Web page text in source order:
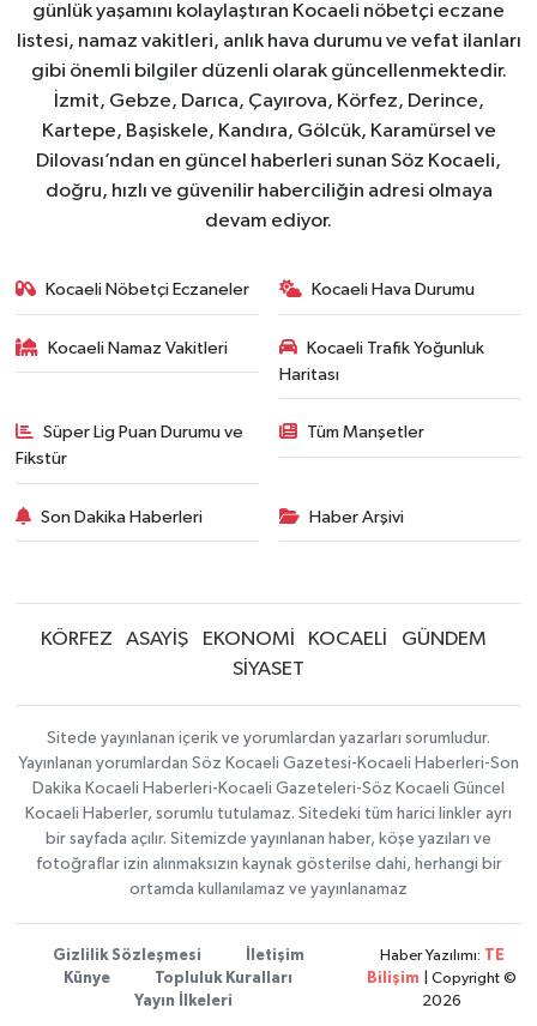
günlük yaşamını kolaylaştıran Kocaeli nöbetçi eczane
listesi, namaz vakitleri, anlık hava durumu ve vefat ilanları
gibi önemli bilgiler düzenli olarak güncellenmektedir.
İzmit, Gebze, Darıca, Çayırova, Körfez, Derince,
Kartepe, Başiskele, Kandıra, Gölcük, Karamürsel ve
Dilovası’ndan en güncel haberleri sunan Söz Kocaeli,
doğru, hızlı ve güvenilir haberciliğin adresi olmaya
devam ediyor.
Kocaeli Nöbetçi Eczaneler Kocaeli Hava Durumu
Kocaeli Namaz Vakitleri
Kocaeli Trafik Yoğunluk
Haritası
Süper Lig Puan Durumu ve
Fikstür
Tüm Manşetler
Son Dakika Haberleri Haber Arşivi
KÖRFEZ ASAYİŞ EKONOMİ KOCAELİ
GÜNDEM
SİYASET
Sitede yayınlanan içerik ve yorumlardan yazarları sorumludur.
Yayınlanan yorumlardan Söz Kocaeli Gazetesi-Kocaeli Haberleri-Son
Dakika Kocaeli Haberleri-Kocaeli Gazeteleri-Söz Kocaeli Güncel
Kocaeli Haberler, sorumlu tutulamaz. Sitedeki tüm harici linkler ayrı
bir sayfada açılır. Sitemizde yayınlanan haber, köşe yazıları ve
fotoğraflar izin alınmaksızın kaynak gösterilse dahi, herhangi bir
ortamda kullanılamaz ve yayınlanamaz
Gizlilik Sözleşmesi
İletişim
Künye
Topluluk Kuralları
Yayın İlkeleri
Haber Yazılımı:
TE
Bilişim | Copyright ©
2026